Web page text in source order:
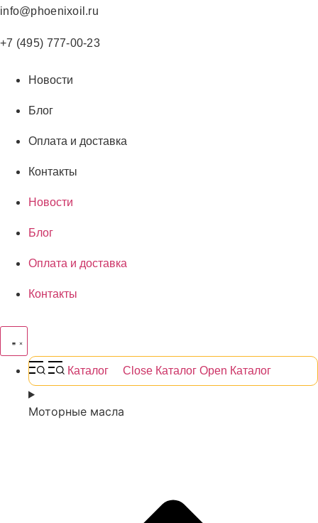
Перейти
содержимому
info@phoenixoil.ru
+7 (495) 777-00-23
Новости
Блог
Оплата и доставка
Контакты
Новости
Блог
Оплата и доставка
Контакты
Каталог Close Каталог Open Каталог
Моторные масла